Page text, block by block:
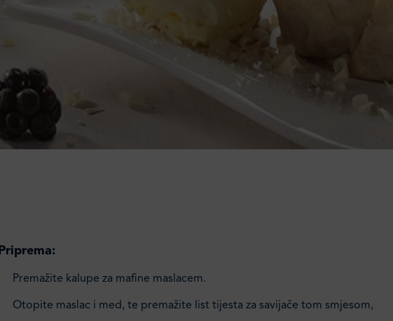
Priprema:
Premažite kalupe za mafine maslacem.
Otopite maslac i med, te premažite list tijesta za savijače tom smjesom,